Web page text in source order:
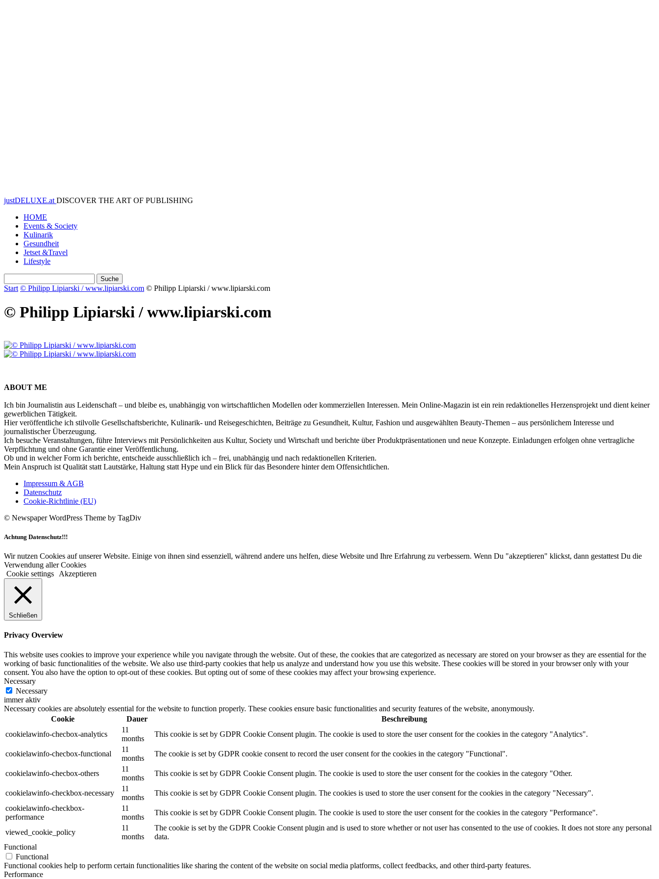
justDELUXE.at DISCOVER THE ART OF PUBLISHING
HOME
Events & Society
Kulinarik
Gesundheit
Jetset &Travel
Lifestyle
Start © Philipp Lipiarski / www.lipiarski.com © Philipp Lipiarski / www.lipiarski.com
© Philipp Lipiarski / www.lipiarski.com
ABOUT ME
Ich bin Journalistin aus Leidenschaft – und bleibe es, unabhängig von wirtschaftlichen Modellen oder kommerziellen Interessen. Mein Online-Magazin ist ein rein redaktionelles Herzensprojekt und dient keiner
gewerblichen Tätigkeit.
Hier veröffentliche ich stilvolle Gesellschaftsberichte, Kulinarik- und Reisegeschichten, Beiträge zu Gesundheit, Kultur, Fashion und ausgewählten Beauty-Themen – aus persönlichem Interesse und
journalistischer Überzeugung.
Ich besuche Veranstaltungen, führe Interviews mit Persönlichkeiten aus Kultur, Society und Wirtschaft und berichte über Produktpräsentationen und neue Konzepte. Einladungen erfolgen ohne vertragliche
Verpflichtung und ohne Garantie einer Veröffentlichung.
Ob und in welcher Form ich berichte, entscheide ausschließlich ich – frei, unabhängig und nach redaktionellen Kriterien.
Mein Anspruch ist Qualität statt Lautstärke, Haltung statt Hype und ein Blick für das Besondere hinter dem Offensichtlichen.
Impressum & AGB
Datenschutz
Cookie-Richtlinie (EU)
© Newspaper WordPress Theme by TagDiv
Achtung Datenschutz!!!
Wir nutzen Cookies auf unserer Website. Einige von ihnen sind essenziell, während andere uns helfen, diese Website und Ihre Erfahrung zu verbessern. Wenn Du "akzeptieren" klickst, dann gestattest Du die
Verwendung aller Cookies
Cookie settings
Akzeptieren
Schließen
Privacy Overview
This website uses cookies to improve your experience while you navigate through the website. Out of these, the cookies that are categorized as necessary are stored on your browser as they are essential for the
working of basic functionalities of the website. We also use third-party cookies that help us analyze and understand how you use this website. These cookies will be stored in your browser only with your
consent. You also have the option to opt-out of these cookies. But opting out of some of these cookies may affect your browsing experience.
Necessary
Necessary
immer aktiv
Necessary cookies are absolutely essential for the website to function properly. These cookies ensure basic functionalities and security features of the website, anonymously.
Cookie
Dauer
Beschreibung
cookielawinfo-checbox-analytics
11
months
This cookie is set by GDPR Cookie Consent plugin. The cookie is used to store the user consent for the cookies in the category "Analytics".
cookielawinfo-checbox-functional
11
months
The cookie is set by GDPR cookie consent to record the user consent for the cookies in the category "Functional".
cookielawinfo-checbox-others
11
months
This cookie is set by GDPR Cookie Consent plugin. The cookie is used to store the user consent for the cookies in the category "Other.
cookielawinfo-checkbox-necessary
11
months
This cookie is set by GDPR Cookie Consent plugin. The cookies is used to store the user consent for the cookies in the category "Necessary".
cookielawinfo-checkbox-
performance
11
months
This cookie is set by GDPR Cookie Consent plugin. The cookie is used to store the user consent for the cookies in the category "Performance".
viewed_cookie_policy
11
months
The cookie is set by the GDPR Cookie Consent plugin and is used to store whether or not user has consented to the use of cookies. It does not store any personal
data.
Functional
Functional
Functional cookies help to perform certain functionalities like sharing the content of the website on social media platforms, collect feedbacks, and other third-party features.
Performance